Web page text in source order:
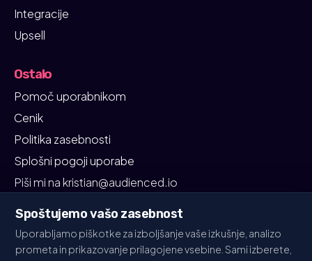
Integracije
Upsell
Ostalo
Pomoč uporabnikom
Cenik
Politika zasebnosti
Splošni pogoji uporabe
Piši mi na kristian@audienced.io
© 2026 Vse pravice pridržaneaudienced
Spoštujemo vašo zasebnost
Uporabljamo piškotke za izboljšanje vaše izkušnje, analizo
prometa in prikazovanje prilagojene vsebine. Sami izberete,